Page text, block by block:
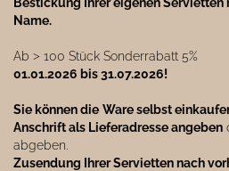
Name.
Ab ˃ 100 Stück Sonderrabatt 5%
01.01.2026 bis 31.07.2026!
Sie können die Ware selbst
Anschrift als Lieferadresse angeben
abgeben.
Zusendung Ihrer Servietten nach